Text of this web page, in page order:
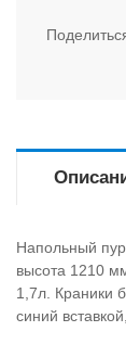
Напольный
высота 1210
1,7л. Краники
синий